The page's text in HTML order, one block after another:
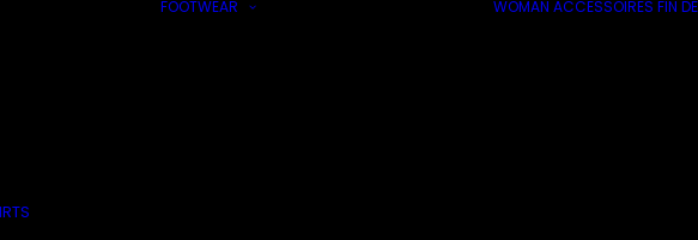
FOOTWEAR WOMAN ACCESSOIRES FIN